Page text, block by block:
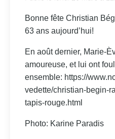
Bonne fête Christian
63 ans aujourd’hui!
En août dernier, Marie-
amoureuse, et lui ont
ensemble: https://
vedette/christian-begin-
tapis-rouge.html
Photo: Karine Paradis